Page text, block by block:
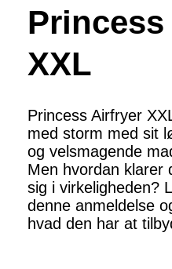
XXL
Princess Airfryer
med storm med sit
og velsmagende
Men hvordan klarer
sig i virkeligheden?
denne anmeldelse
hvad den har at